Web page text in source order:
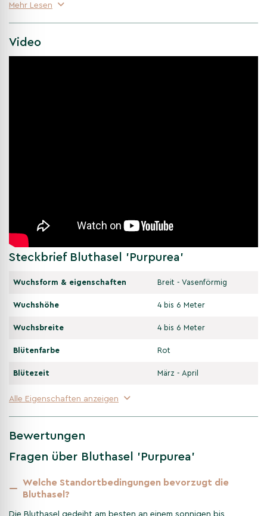
Das frisch austreibende, weinrote Laub färbt in voller Sonne
besonders intensiv und sorgt für starke Kontraste in Beeten
und Vorgärten.
Zierende Kätzchen und essbare Nüsse
modernen Pflanzungen.
Saisoninformationen: Wie
Bluthasel 'Purpurea' im
Jahresverlauf?
Die Mehrstämmige Bluthasel fasziniert mit jahreszeitlichen
und eine klare Winterstruktur.
gelbliche Kätzchen erscheinen oft schon ab Spätwinter
und setzen dezente Vorfrühlingsakzente.
Kräftig purpurroter Austrieb; männliche Kätzchen stauben,
Mehr Lesen
Video
Steckbrief Bluthasel 'Purpurea'
Wuchsform & eigenschaften Breit - Vasenförmig
Wuchshöhe 4 bis 6 Meter
Wuchsbreite 4 bis 6 Meter
Blütenfarbe Rot
Blütezeit März - April
Alle Eigenschaften anzeigen
Bewertungen
Fragen über Bluthasel 'Purpurea'
Welche Standortbedingungen bevorzugt die
Bluthasel?
Die Bluthasel gedeiht am besten an einem sonnigen bis